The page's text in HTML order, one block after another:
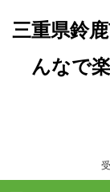
三重県鈴
んなで